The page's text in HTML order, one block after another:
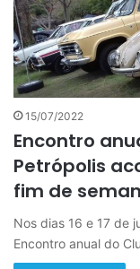
15/07/2022
Encontro
Petrópolis
fim de
Nos dias 16 e 17 de
Encontro anual do